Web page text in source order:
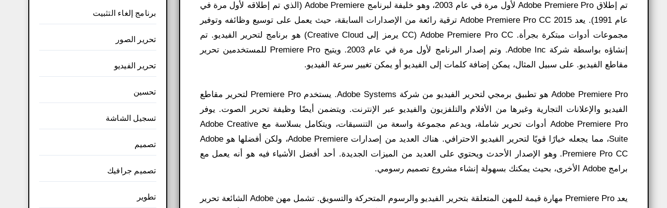
تم إطلاق Adobe Premiere Pro لأول مرة في عام 2003، وهو خليفة لبرنامج Adobe Premiere (الذي تم إطلاقه لأول مرة في
عام 1991). يعد Adobe Premiere Pro CC 2015 ترقية رائعة من الإصدارات السابقة، حيث يعمل على توسيع وظائفه وتوفير
مجموعات أدوات مبتكرة بجرأة. Adobe Premiere Pro CC (CC يرمز إلى Creative Cloud) هو برنامج لتحرير الفيديو. تم
إنشاؤه بواسطة شركة Adobe Inc. وتم إصدار البرنامج لأول مرة في عام 2003. ويتيح Premiere Pro للمستخدمين تحرير
مقاطع الفيديو. على سبيل المثال، يمكن إضافة كلمات إلى الفيديو أو يمكن تغيير سرعة الفيديو.
Adobe Premiere Pro هو تطبيق برمجي لتحرير الفيديو من شركة Adobe Systems. يستخدم Premiere Pro لتحرير مقاطع
الفيديو والإعلانات التجارية وغيرها من الأفلام والتلفزيون والفيديو عبر الإنترنت. ويتضمن أيضًا وظيفة تحرير الصوت. يوفر
Adobe Premiere Pro أدوات تحرير شاملة، ويدعم مجموعة واسعة من التنسيقات، ويتكامل بسلاسة مع Adobe Creative
Suite، مما يجعله خيارًا قويًا لتحرير الفيديو الاحترافي. هناك العديد من إصدارات Adobe Premiere، ولكن أفضلها هو Adobe
Premiere Pro CC. وهو الإصدار الأحدث ويحتوي على العديد من الميزات الجديدة. أحد أفضل الأشياء فيه هو أنه يعمل مع
برامج Adobe الأخرى، بحيث يمكنك بسهولة إنشاء مشروع تصميم رسومي.
يعد Premiere Pro مهارة قيمة للمهن المتعلقة بتحرير الفيديو والرسوم المتحركة والتسويق. تشمل مهن Adobe الشائعة تحرير
برنامج إلغاء التثبيت
تحرير الصور
تحرير الفيديو
تحسين
تسجيل الشاشة
تصميم
تصميم جرافيك
تطوير